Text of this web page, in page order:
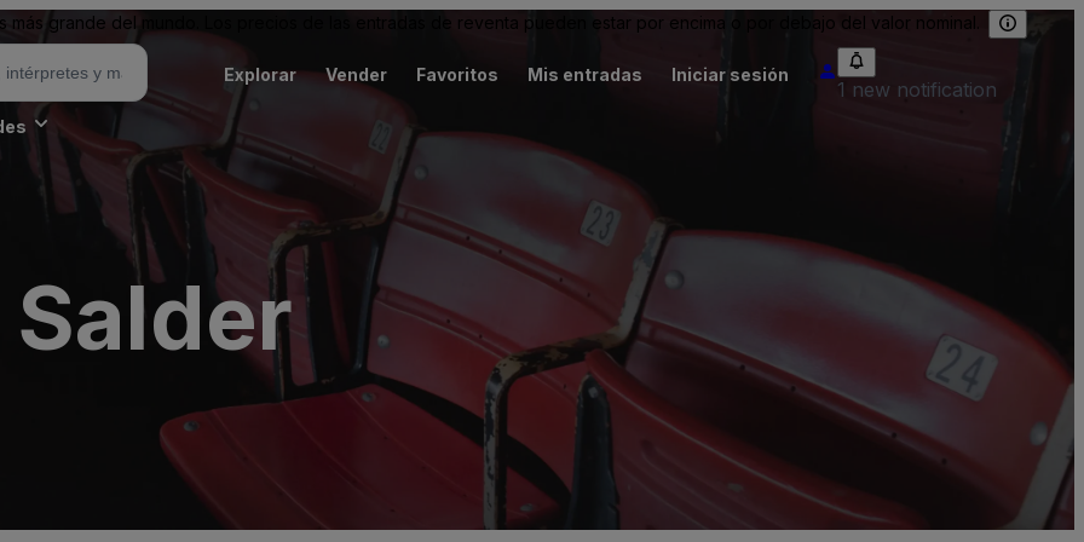
más grande del mundo. Los precios de las entradas de reventa pueden estar por encima o por debajo del valor nominal.
Explorar Vender Favoritos Mis entradas Iniciar sesión
1 new notification